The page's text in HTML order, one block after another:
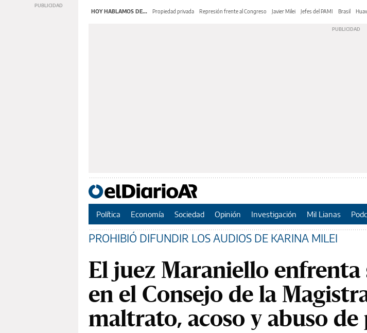
HOY HABLAMOS DE... Propiedad privada Represión frente al Congreso Javier Milei Jefes del PAMI Brasil
Política Economía Sociedad Opinión Investigación Mil Lianas
PROHIBIÓ DIFUNDIR LOS AUDIOS DE KARINA MILEI
El juez Maraniello enfrenta
en el Consejo de la
maltrato, acoso y abuso de